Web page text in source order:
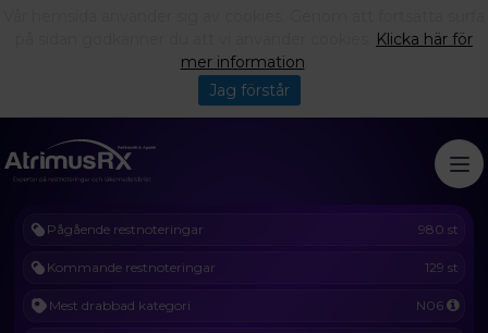
Pågående restnoteringar 980 st
Kommande restnoteringar 129 st
Mest drabbad kategori N06
Klicka här för
mer information
Jag förstår